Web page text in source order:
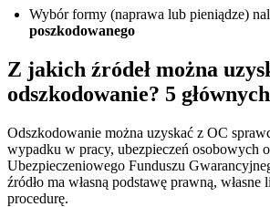
Wybór formy (naprawa lub pieniądze)
poszkodowanego
Z jakich źródeł można
odszkodowanie? 5
Odszkodowanie można uzyskać z OC
wypadku w pracy, ubezpieczeń osobowych
Ubezpieczeniowego Funduszu
źródło ma własną podstawę prawną, własne
procedurę.